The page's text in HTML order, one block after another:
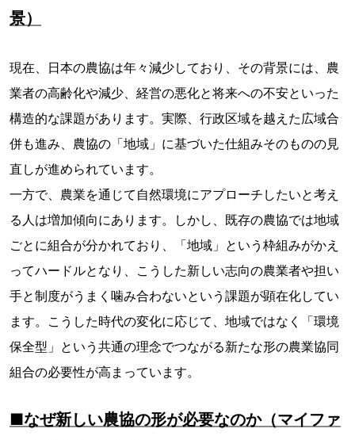
景）
現在、日本の農協は年々減少しており、その背景には、農
業者の高齢化や減少、経営の悪化と将来への不安といった
構造的な課題があります。実際、行政区域を越えた広域合
併も進み、農協の「地域」に基づいた仕組みそのものの見
直しが進められています。
一方で、農業を通じて自然環境にアプローチしたいと考え
る人は増加傾向にあります。しかし、既存の農協では地域
ごとに組合が分かれており、「地域」という枠組みがかえ
ってハードルとなり、こうした新しい志向の農業者や担い
手と制度がうまく噛み合わないという課題が顕在化してい
ます。こうした時代の変化に応じて、地域ではなく「環境
保全型」という共通の理念でつながる新たな形の農業協同
組合の必要性が高まっています。
■なぜ新しい農協の形が必要なのか（マイファ